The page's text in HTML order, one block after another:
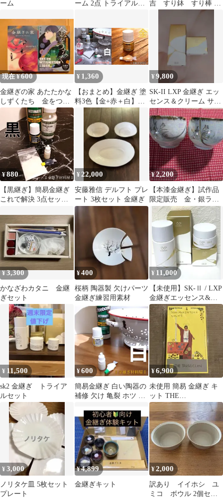
ーム
ーム 2点 トライアルキ
吉 すり鉢 すり棒 金
現在 ¥600
金継ぎの家 あたたかな
しずくたち 金をつな
ぐ 北鎌倉七福堂 2冊
セット
¥ 1,360
【おまとめ】金継ぎ 塗
料3色【金+赤＋白】赤
継ぎ ピンク継ぎ 白い陶
器とホーロー セラミッ
クの補修 簡易金継ぎ こ
れで解決3点セット ＋
赤色塗料 小分け ★ 簡
易金継ぎの応用編 欠け
埋めのパテ作りから塗
装まで
¥9,800
SK-II LXP 金継ぎ エッ
センス＆クリーム サン
プルセット
¥880
【黒継ぎ】簡易金継ぎ
これで解決 3点セット
オ ポーセレンの 黒 塗
料 フランクリン タイト
ボンド3 ホルベイン セ
ラミックバルーン 細目
金継ぎ 材料 Kintsugi 金
継ぎもどき 欠け埋めの
パテ作りから塗装まで
の完全解決セット
¥22,000
安藤雅信 デルフト プレ
ート 3枚セット 金継ぎ
¥2,200
【本漆金継ぎ】試作品
限定販売 金・銀ライ
ン（夫婦セット）
¥3,300
かなざわカタニ 金継
ぎセット
¥400
桜柄 陶器製 欠けパーツ
金継ぎ練習用素材
¥ 11,000
【未使用】SK-Ⅱ / LXP
金継ぎエッセンス&ク
リーム（2点）
¥ 11,500
sk2 金継ぎ トライア
ルセット
¥600
簡易金継ぎ 白い陶器の
補修 欠け 亀裂 ホツ チ
キット 2点セット 小分
け ペベオ タイトボンド
3 タイル 洗面ボウル 白
い セラミックの修理
¥6,900
未使用 簡易 金継ぎ キ
ット THE
TSUGICIAN（ザ・ツギ
シアン）
¥3,000
ノリタケ皿 5枚セット
プレート
¥4,899
金継ぎキット
¥2,000
訳あり イイホシ ユ
ミコ ボウル 2個セッ